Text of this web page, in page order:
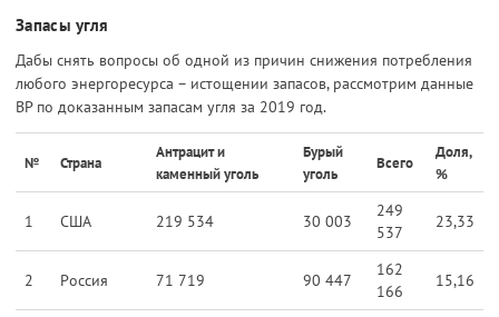
Запасы угля
Дабы снять вопросы об одной из причин снижения потребления
любого энергоресурса – истощении запасов, рассмотрим данные
BP по доказанным запасам угля за 2019 год.
№ Страна
Антрацит и
каменный уголь
Бурый
уголь
Всего
Доля,
%
1 США 219 534 30 003
249
537
23,33
2 Россия 71 719 90 447
162
166
15,16